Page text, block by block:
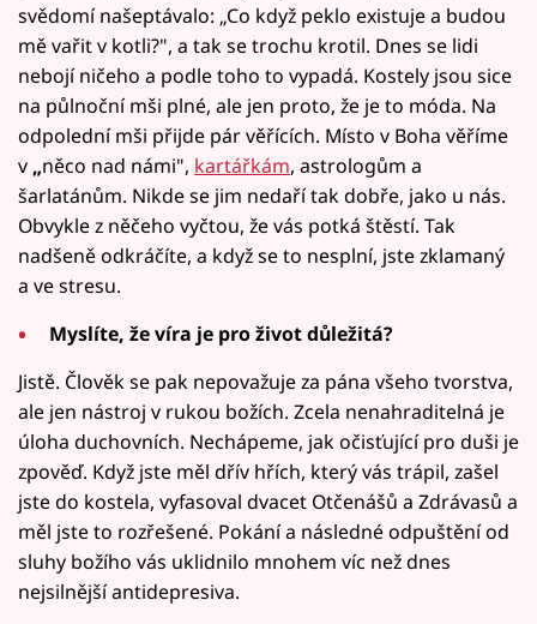
svědomí našeptávalo: „Co když peklo existuje a budou
mě vařit v kotli?", a tak se trochu krotil. Dnes se lidi
nebojí ničeho a podle toho to vypadá. Kostely jsou sice
na půlnoční mši plné, ale jen proto, že je to móda. Na
odpolední mši přijde pár věřících. Místo v Boha věříme
v „něco nad námi", kartářkám, astrologům a
šarlatánům. Nikde se jim nedaří tak dobře, jako u nás.
Obvykle z něčeho vyčtou, že vás potká štěstí. Tak
nadšeně odkráčíte, a když se to nesplní, jste zklamaný
a ve stresu.
Myslíte, že víra je pro život důležitá?
Jistě. Člověk se pak nepovažuje za pána všeho tvorstva,
ale jen nástroj v rukou božích. Zcela nenahraditelná je
úloha duchovních. Nechápeme, jak očisťující pro duši je
zpověď. Když jste měl dřív hřích, který vás trápil, zašel
jste do kostela, vyfasoval dvacet Otčenášů a Zdrávasů a
měl jste to rozřešené. Pokání a následné odpuštění od
sluhy božího vás uklidnilo mnohem víc než dnes
nejsilnější antidepresiva.